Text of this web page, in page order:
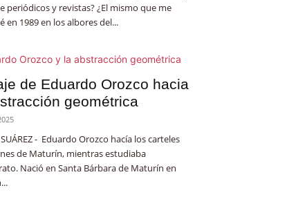
periódicos y revistas? ¿El mismo que me
en 1989 en los albores del...
de Eduardo Orozco hacia
geométrica
SUÁREZ - Eduardo Orozco hacía los carteles
de Maturín, mientras estudiaba
Nació en Santa Bárbara de Maturín en